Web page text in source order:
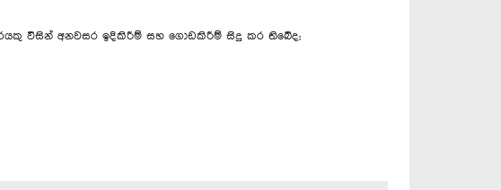
විසින් අනවසර ඉදිකිරීම් සහ ගොඩකිරීම් සිදු කර තිබේද;